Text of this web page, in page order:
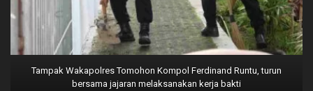
Tampak Wakapolres Tomohon Kompol Ferdinand Runtu, turun
bersama jajaran melaksanakan kerja bakti